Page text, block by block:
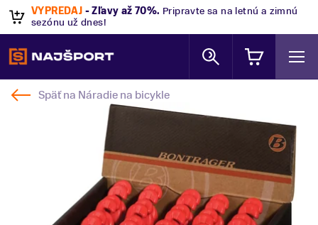
VÝPREDAJ - Zľavy až 70%. Pripravte sa na letnú a zimnú
sezónu už dnes!
Späť na Náradie na bicykle